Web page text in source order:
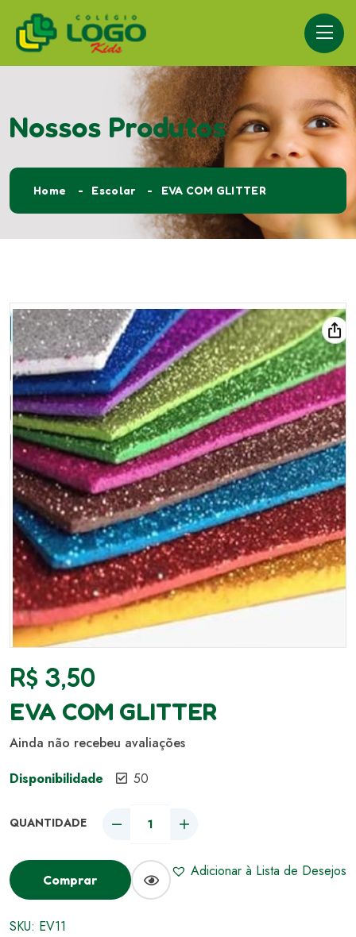
Nossos Produtos
Home Escolar EVA COM GLITTER
R$ 3,50
EVA COM GLITTER
Ainda não recebeu avaliações
Disponibilidade
50
Comprar Adicionar à Lista de Desejos
SKU: EV11